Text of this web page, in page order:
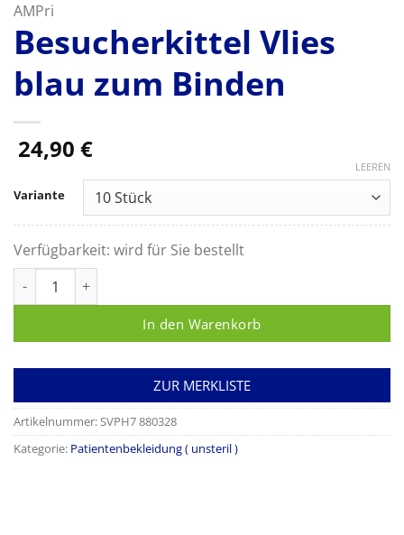
AMPri
Besucherkittel Vlies
blau zum Binden
24,90 €
Variante
LEEREN
Verfügbarkeit: wird für Sie bestellt
In den Warenkorb
ZUR MERKLISTE
Artikelnummer:SVPH7 880328
Kategorie: Patientenbekleidung ( unsteril )